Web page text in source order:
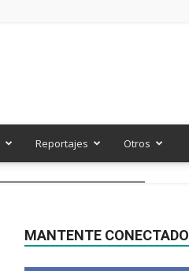
Reportajes Otros
MANTENTE CONECTADO